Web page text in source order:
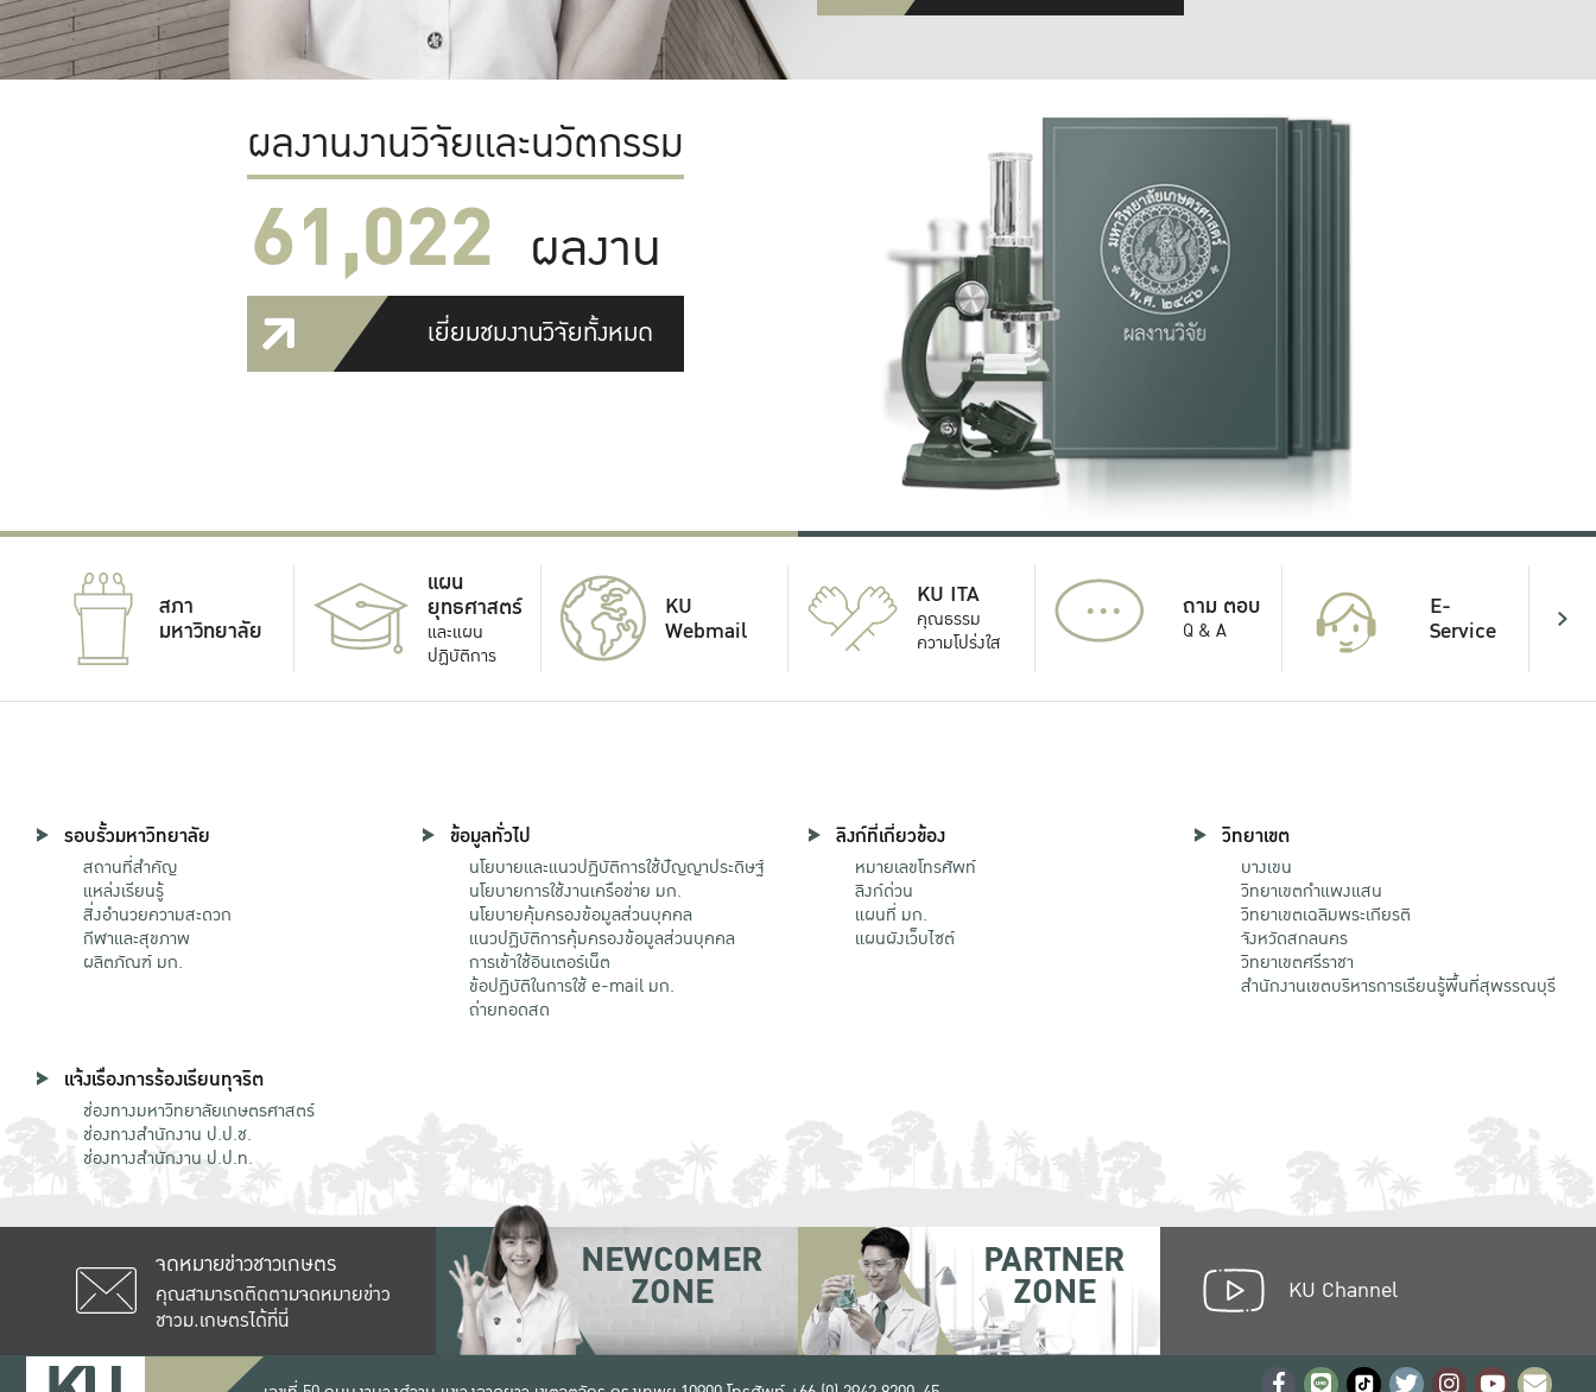
ผลงานงานวิจัยและนวัตกรรม
61,022 ผลงาน
เยี่ยมชมงานวิจัยทั้งหมด
สภา
มหาวิทยาลัย
แผน
ยุทธศาสตร์
และแผน
ปฏิบัติการ
KU
Webmail
KU ITA
คุณธรรม
ความโปร่งใส
... ถาม ตอบ
Q & A
E-
Service
รอบรั้วมหาวิทยาลัย
สถานที่สำคัญ
แหล่งเรียนรู้
สิ่งอำนวยความสะดวก
กีฬาและสุขภาพ
ผลิตภัณฑ์ มก.
ข้อมูลทั่วไป
นโยบายและแนวปฏิบัติการใช้ปัญญาประดิษฐ์
นโยบายการใช้งานเครือข่าย มก.
นโยบายคุ้มครองข้อมูลส่วนบุคคล
แนวปฏิบัติการคุ้มครองข้อมูลส่วนบุคคล
การเข้าใช้อินเตอร์เน็ต
ข้อปฏิบัติในการใช้ e-mail มก.
ถ่ายทอดสด
ลิงก์ที่เกี่ยวข้อง
หมายเลขโทรศัพท์
ลิงก์ด่วน
แผนที่ มก.
แผนผังเว็บไซต์
วิทยาเขต
บางเขน
วิทยาเขตกําแพงแสน
วิทยาเขตเฉลิมพระเกียรติ
จังหวัดสกลนคร
วิทยาเขตศรีราชา
สำนักงานเขตบริหารการเรียนรู้พื้นที่สุพรรณบุรี
แจ้งเรื่องการร้องเรียนทุจริต
ช่องทางมหาวิทยาลัยเกษตรศาสตร์
ช่องทางสำนักงาน ป.ป.ช.
ช่องทางสำนักงาน ป.ป.ท.
จดหมายข่าวชาวเกษตร
คุณสามารถติดตามจดหมายข่าว
ชาวม.เกษตรได้ที่นี่
NEWCOMER
ZONE
PARTNER
ZONE KU Channel